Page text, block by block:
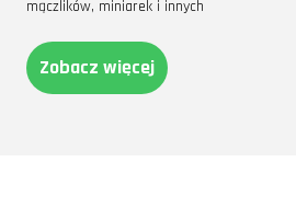
mączlików, miniarek i innych
Zobacz więcej